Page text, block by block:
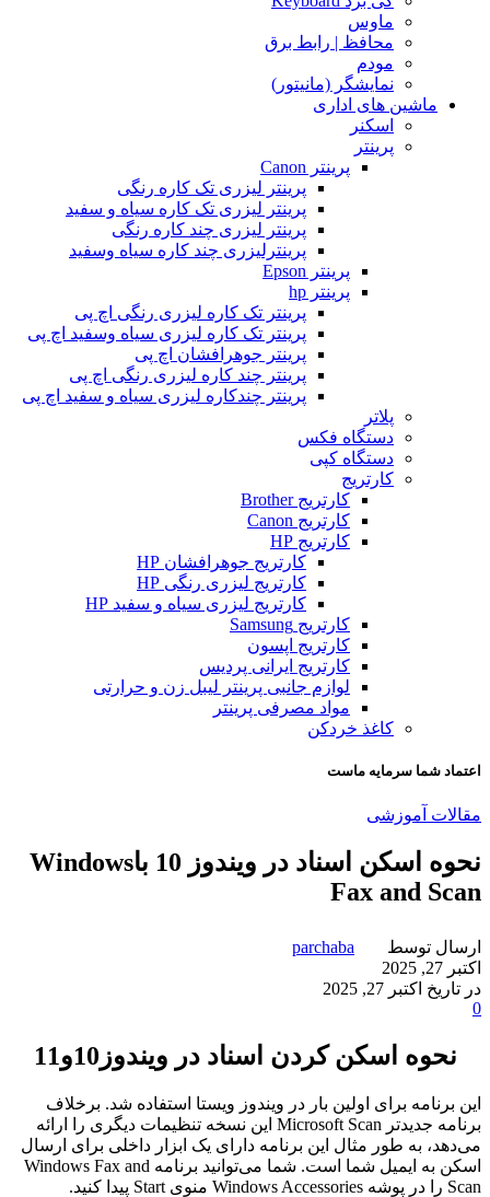
ماوس
محافظ | رابط برق
مودم
نمایشگر (مانیتور)
ماشین های اداری
اسکنر
پرینتر
پرینتر Canon
پرینتر لیزری تک کاره رنگی
پرینتر لیزری تک کاره سیاه و سفید
پرینتر لیزری چند کاره رنگی
پرینترلیزری چند کاره سیاه وسفید
پرینتر Epson
پرینتر hp
پرینتر تک کاره لیزری رنگی اچ پی
پرینتر تک کاره لیزری سیاه وسفید اچ پی
پرینتر جوهرافشان اچ پی
پرینتر چند کاره لیزری رنگی اچ پی
پرینتر چندکاره لیزری سیاه و سفید اچ پی
پلاتر
دستگاه فکس
دستگاه کپی
کارتریج
کارتریج Brother
کارتریج Canon
کارتریج HP
کارتریج جوهرافشان HP
کارتریج لیزری رنگی HP
کارتریج لیزری سیاه و سفید HP
کارتریج Samsung
کارتریج اپسون
کارتریج ایرانی پردیس
لوازم جانبی پرینتر لیبل زن و حرارتی
مواد مصرفی پرینتر
کاغذ خردکن
اعتماد شما سرمایه ماست
مقالات آموزشی
نحوه اسکن اسناد در ویندوز 10 باWindows
Fax and Scan
ارسال توسط
parchaba
اکتبر 27, 2025
در تاریخ اکتبر 27, 2025
0
نحوه اسکن کردن اسناد در ویندوز10و11
این برنامه برای اولین بار در ویندوز ویستا استفاده شد. برخلاف
برنامه جدیدتر Microsoft Scan این نسخه تنظیمات دیگری را ارائه
می‌دهد، به طور مثال این برنامه دارای یک ابزار داخلی برای ارسال
اسکن به ایمیل شما است. شما می‌توانید برنامه Windows Fax and
Scan را در پوشه Windows Accessories منوی Start پیدا کنید.